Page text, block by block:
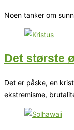
Noen tanker om
Det største
Det er påske, en
ekstremisme,